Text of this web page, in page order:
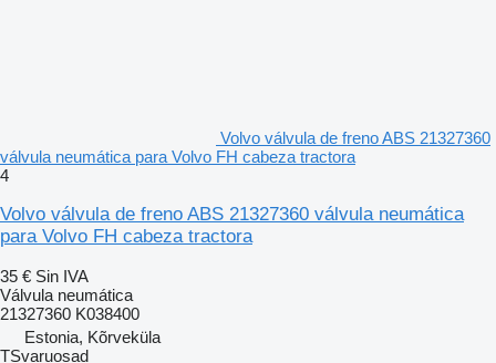
Volvo válvula de freno ABS 21327360
válvula neumática para Volvo FH cabeza tractora
4
Volvo válvula de freno ABS 21327360 válvula neumática
para Volvo FH cabeza tractora
35 € Sin IVA
Válvula neumática
21327360 K038400
Estonia, Kõrveküla
TSvaruosad